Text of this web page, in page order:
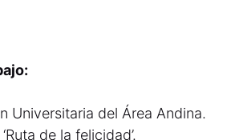
Universitaria del Área Andina.
de la felicidad’.